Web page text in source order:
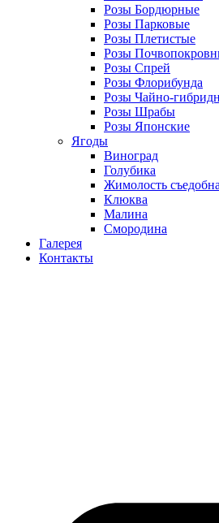
Розы Бордюрные
Розы Парковые
Розы Плетистые
Розы
Розы Спрей
Розы Флорибунда
Розы Чайно-
Розы Шрабы
Розы Японские
Ягоды
Виноград
Голубика
Жимолость
Клюква
Малина
Смородина
Галерея
Контакты